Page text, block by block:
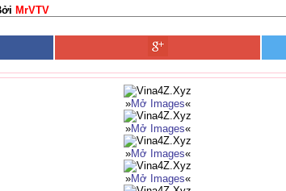
MrVTV
»Mở Images«
»Mở Images«
»Mở Images«
»Mở Images«